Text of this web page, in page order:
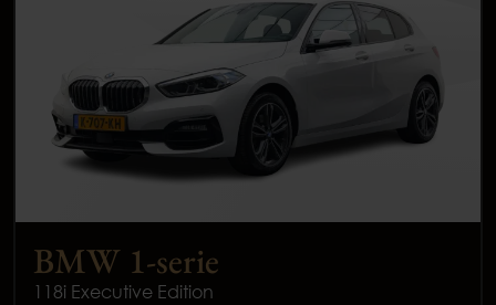
BMW 1-serie
118i Executive Edition